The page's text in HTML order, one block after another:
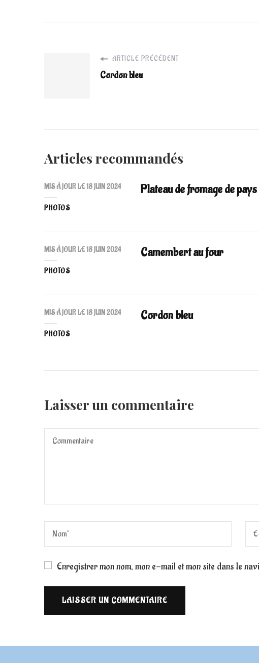
GRAS
ARTICLE PRÉCÉDENT
Cordon bleu
Articles recommandés
MIS À JOUR LE18 JUIN 2024
PHOTOS
Plateau de fromage de pays
MIS À JOUR LE18 JUIN 2024
PHOTOS
Camembert au four
MIS À JOUR LE18 JUIN 2024
PHOTOS
Cordon bleu
Laisser un commentaire
Enregistrer mon nom, mon e-mail et mon site dans le